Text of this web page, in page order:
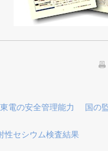
電の安全管理能力 国の
セシウム検査結果